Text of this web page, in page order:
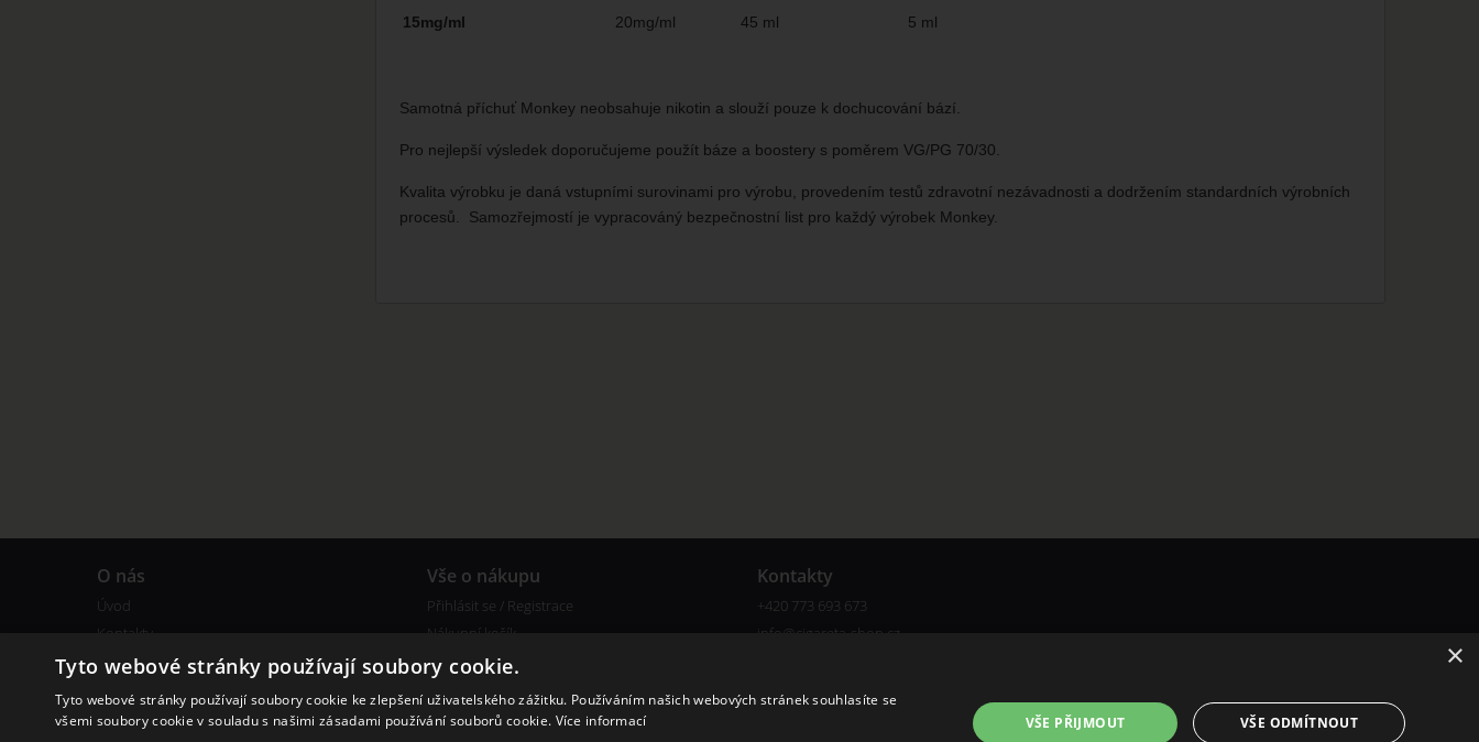
15mg/ml
20mg/ml 45 ml 5 ml
Samotná příchuť Monkey neobsahuje nikotin a slouží pouze k dochucování bází.
Pro nejlepší výsledek doporučujeme použít báze a boostery s poměrem VG/PG 70/30.
Kvalita výrobku je daná vstupními surovinami pro výrobu, provedením testů zdravotní nezávadnosti a dodržením standardních výrobních
procesů. Samozřejmostí je vypracováný bezpečnostní list pro každý výrobek Monkey.
O nás
Úvod
Kontakty
Obchodní podmínky
Vše o nákupu
Přihlásit se / Registrace
Nákupní košík
Reklamace
Kontakty
+420 773 693 673
info@cigareta-shop.cz
×
Tyto webové stránky používají soubory cookie.
Tyto webové stránky používají soubory cookie ke zlepšení uživatelského zážitku. Používáním našich webových stránek souhlasíte se
všemi soubory cookie v souladu s našimi zásadami používání souborů cookie. Více informací VŠE PŘIJMOUT VŠE ODMÍTNOUT